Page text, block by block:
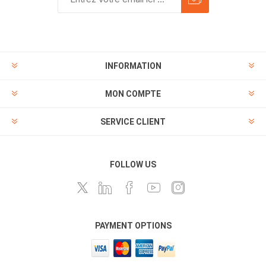
INFORMATION
MON COMPTE
SERVICE CLIENT
FOLLOW US
PAYMENT OPTIONS